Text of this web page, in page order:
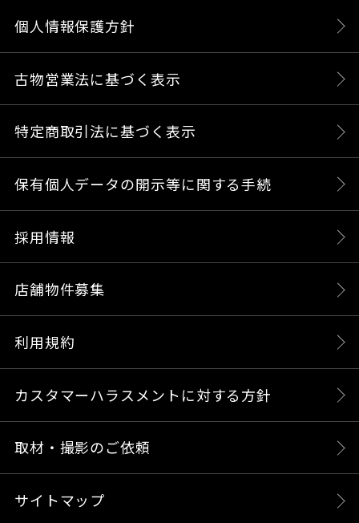
個人情報保護方針
古物営業法に基づく表示
特定商取引法に基づく表示
保有個人データの開示等に関する手続
採用情報
店舗物件募集
利用規約
カスタマーハラスメントに対する方針
取材・撮影のご依頼
サイトマップ